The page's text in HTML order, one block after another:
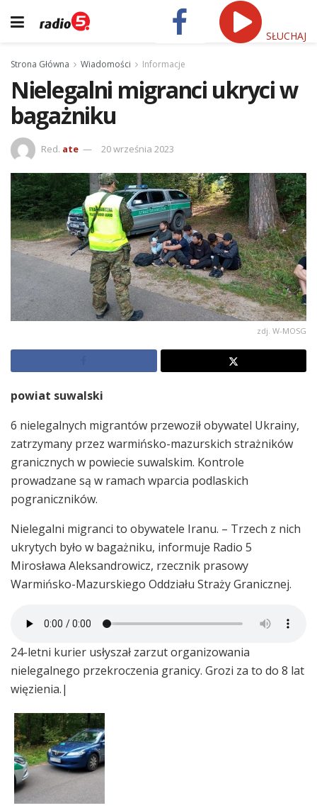
SŁUCHAJ
Strona Główna Wiadomości Informacje
Nielegalni migranci ukryci w
bagażniku
Red. ate 20 września 2023
zdj. W-MOSG
powiat suwalski
6 nielegalnych migrantów przewoził obywatel Ukrainy,
zatrzymany przez warmińsko-mazurskich strażników
granicznych w powiecie suwalskim. Kontrole
prowadzane są w ramach wparcia podlaskich
pograniczników.
Nielegalni migranci to obywatele Iranu. – Trzech z nich
ukrytych było w bagażniku, informuje Radio 5
Mirosława Aleksandrowicz, rzecznik prasowy
Warmińsko-Mazurskiego Oddziału Straży Granicznej.
24-letni kurier usłyszał zarzut organizowania
nielegalnego przekroczenia granicy. Grozi za to do 8 lat
więzienia.|